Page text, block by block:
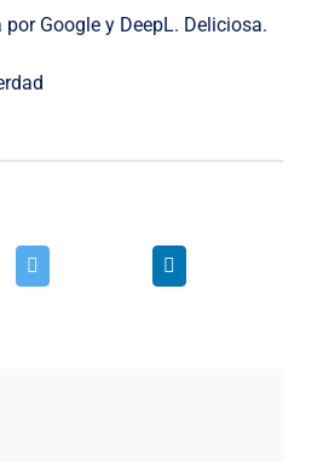
Google y DeepL. Deliciosa.